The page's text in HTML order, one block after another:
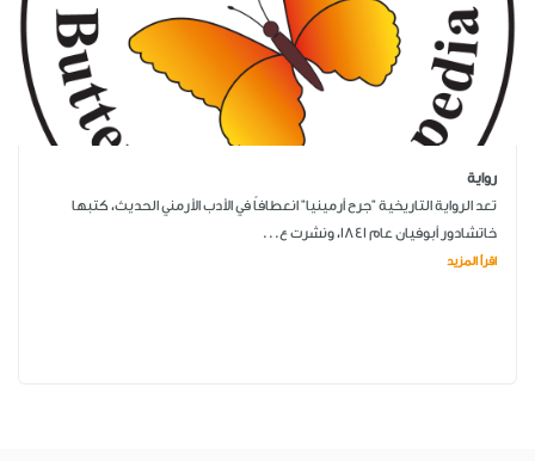
رواية
تعد الرواية التاريخية "جرح أرمينيا" انعطافاً في الأدب الأرمني الحديث، كتبها
خاتشادور أبوفيان عام 1841، ونشرت ع...
اقرأ المزيد